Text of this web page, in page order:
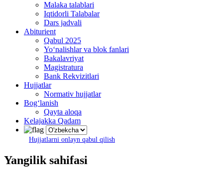
Malaka talablari
Iqtidorli Talabalar
Dars jadvali
Abiturient
Qabul 2025
Yo‘nalishlar va blok fanlari
Bakalavriyat
Magistratura
Bank Rekvizitlari
Hujjatlar
Normativ hujjatlar
Bog‘lanish
Qayta aloqa
Kelajakka Qadam
Hujjatlarni onlayn qabul qilish
Yangilik sahifasi